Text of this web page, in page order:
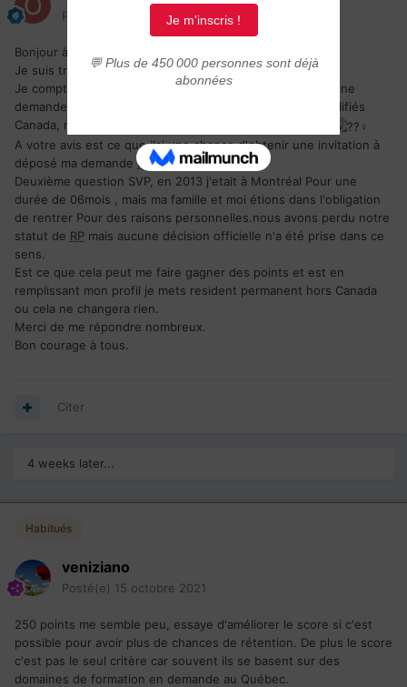
Posté(e) 18 septembre 2021
Bonjour à tous
Je suis très contente d'être parmi vous .
Je compte créer mon profil dans entré express et faire Une
demande pour immigration francophones travailleurs qualifiés
Canada, mais avec la simulation j'ai eu 250points
A votre avis est ce que j'ai une chance d'obtenir une invitation à
déposé ma demandeRP.
Deuxième question SVP, en 2013 j'etait à Montréal Pour une
durée de 06mois , mais ma famille et moi étions dans l'obligation
de rentrer Pour des raisons personnelles.nous avons perdu notre
statut de RP mais aucune décision officielle n'a été prise dans ce
sens.
Est ce que cela peut me faire gagner des points et est en
remplissant mon profil je mets resident permanent hors Canada
ou cela ne changera rien.
Merci de me répondre nombreux.
Bon courage à tous.
Citer
4 weeks later...
Habitués
veniziano
Posté(e) 15 octobre 2021
250 points me semble peu, essaye d'améliorer le score si c'est
possible pour avoir plus de chances de rétention. De plus le score
c'est pas le seul critère car souvent ils se basent sur des
domaines de formation en demande au Québec.